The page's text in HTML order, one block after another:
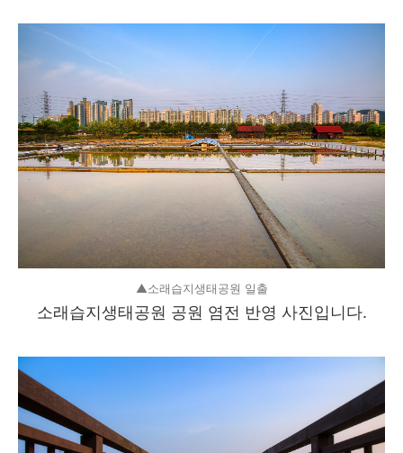
▲소래습지생태공원 일출
소래습지생태공원 공원 염전 반영 사진입니다.